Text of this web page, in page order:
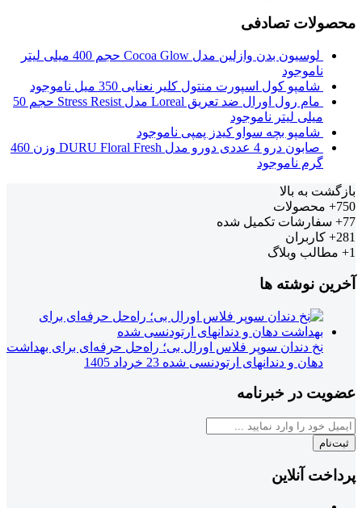
محصولات تصادفی
لوسیون بدن وازلین مدل Cocoa Glow حجم 400 میلی لیتر
ناموجود
شامپو کول اسپورت منتول کلیر نعنایی 350 میل
ناموجود
مام رول اورال ضد تعریق Loreal مدل Stress Resist حجم 50
میلی لیتر ناموجود
شامپو بچه سواو کیدز پمپی ناموجود
صابون درو 4 عددی دورو مدل DURU Floral Fresh وزن 460
گرم ناموجود
بازگشت به بالا
750+
محصولات
77+
سفارشات تکمیل شده
281+
کاربران
1+
مطالب وبلاگ
آخرین نوشته ها
نخ دندان سوپر فلاس اورال بی؛ راه‌حل حرفه‌ای برای بهداشت
دهان و دندانهای ارتودنسی شده 23 خرداد 1405
عضویت در خبرنامه
ثبت‌نام
پرداخت آنلاین